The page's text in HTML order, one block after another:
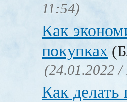
11:54)
Как
покупках
(24.01.2022 /
Как делать